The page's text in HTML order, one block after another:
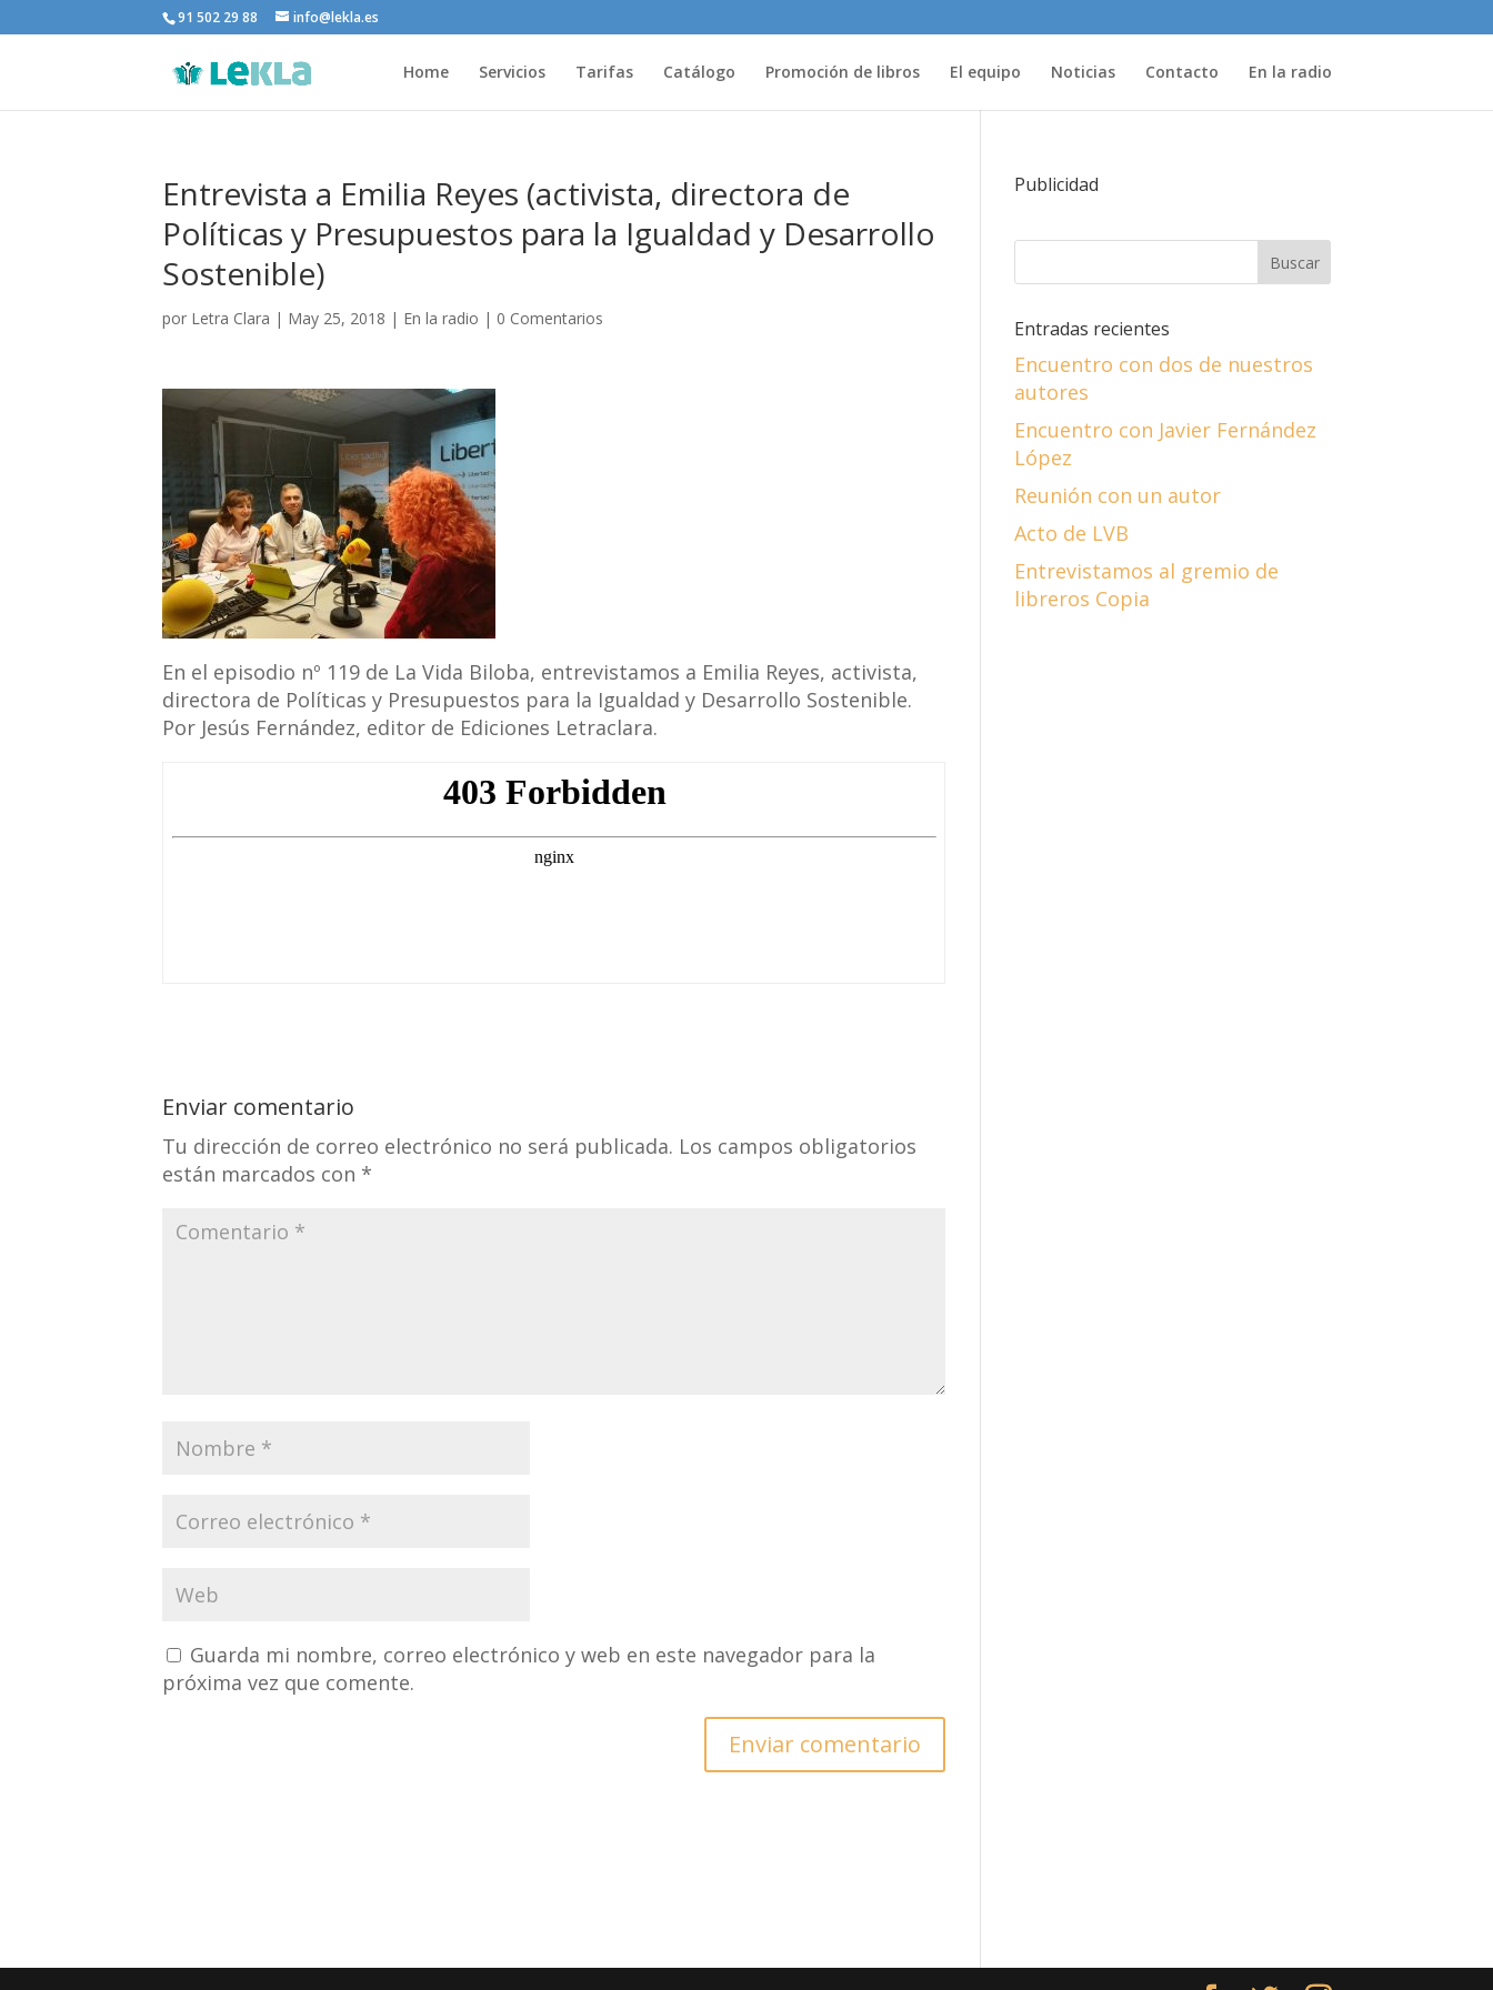
91 502 29 88 info@lekla.es
Home Servicios Tarifas Catálogo Promoción de libros El equipo Noticias Contacto En la radio
Entrevista a Emilia Reyes (activista, directora de
Políticas y Presupuestos para la Igualdad y Desarrollo
Sostenible)
por Letra Clara | May 25, 2018 | En la radio | 0 Comentarios
En el episodio nº 119 de La Vida Biloba, entrevistamos a Emilia Reyes, activista,
directora de Políticas y Presupuestos para la Igualdad y Desarrollo Sostenible.
Por Jesús Fernández, editor de Ediciones Letraclara.
Enviar comentario
Tu dirección de correo electrónico no será publicada. Los campos obligatorios
están marcados con *
Guarda mi nombre, correo electrónico y web en este navegador para la
próxima vez que comente.
Publicidad
Entradas recientes
Encuentro con dos de nuestros
autores
Encuentro con Javier Fernández
López
Reunión con un autor
Acto de LVB
Entrevistamos al gremio de
libreros Copia